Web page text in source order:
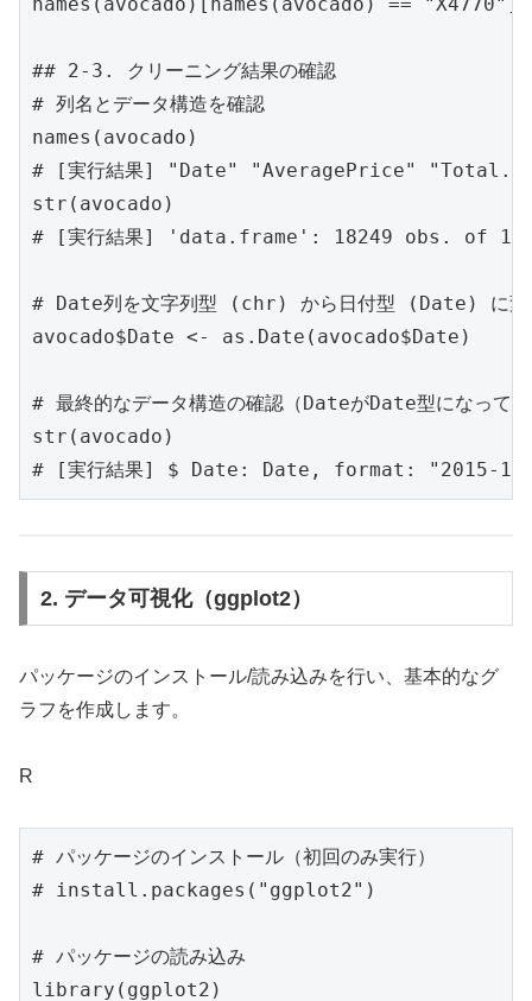
names(avocado)[names(avocado) == "X4770"]
## 2-3. クリーニング結果の確認
# 列名とデータ構造を確認
names(avocado)
# [実行結果] "Date" "AveragePrice"
str(avocado)
# [実行結果] 'data.frame': 18249 obs. of
# Date列を文字列型 (chr) から日付型 (Date) に変
avocado$Date <- as.Date(avocado$Date)
# 最終的なデータ構造の確認（DateがDate型になって
str(avocado)
2. データ可視化（ggplot2）
パッケージのインストール/読み込みを行い、基本的なグ
ラフを作成します。
R
# パッケージのインストール（初回のみ実行）
# install.packages("ggplot2")
# パッケージの読み込み
library(ggplot2)